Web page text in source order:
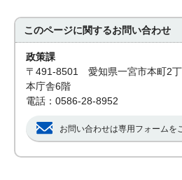
このページに関するお問い合わせ
政策課
〒491-8501 愛知県一宮市本町2
本庁舎6階
電話：0586-28-8952
お問い合わせは専用フォームを